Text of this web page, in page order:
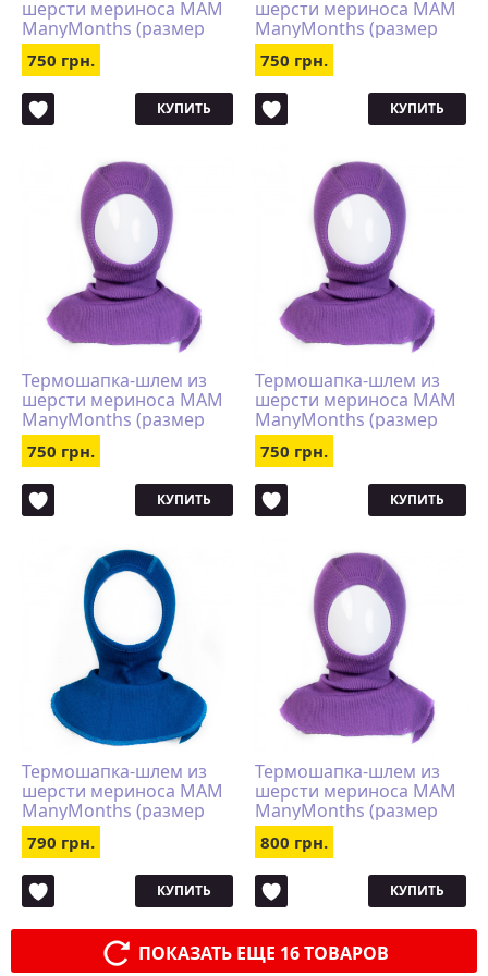
шерсти мериноса MAM
ManyMonths (размер
62-80/86, бирюзово-
синий)
750 грн.
КУПИТЬ
шерсти мериноса MAM
ManyMonths (размер
50-56/62, чёрный)
750 грн.
КУПИТЬ
Термошапка-шлем из
шерсти мериноса MAM
ManyMonths (размер
50-56/62, сиреневый)
750 грн.
КУПИТЬ
Термошапка-шлем из
шерсти мериноса MAM
ManyMonths (размер
62-80/86, сиреневый)
750 грн.
КУПИТЬ
Термошапка-шлем из
шерсти мериноса MAM
ManyMonths (размер
80-104/110, бирюзово-
синий)
790 грн.
КУПИТЬ
Термошапка-шлем из
шерсти мериноса MAM
ManyMonths (размер
80-104/110, сиреневый)
800 грн.
КУПИТЬ
ПОКАЗАТЬ ЕЩЕ 16 ТОВАРОВ